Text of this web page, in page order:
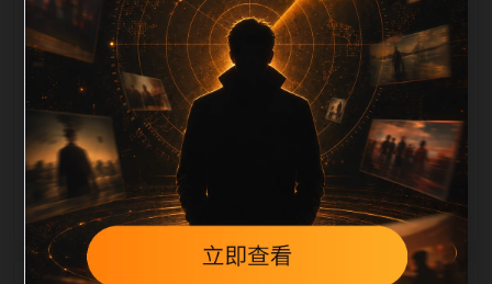
保留同类推荐、上一篇下一篇和 sitemap 入口，保证重
要页面点击深度尽量控制在三次以内。正文维护时可按
用户搜索路径补充三类信息：入口是否稳定、同栏目还
有哪些可继续阅读、移动端打开时图片和摘要是否一
致。每次新增内容后同步检查标题、description、
canonical、主题图、alt、title和推荐链接，确保页面既
能被搜索引擎理解，也能让真实